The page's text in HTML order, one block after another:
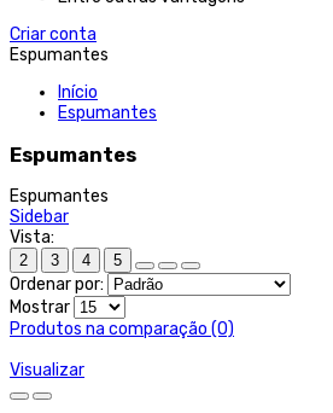
Criar conta
Espumantes
Início
Espumantes
Espumantes
Espumantes
Sidebar
Vista:
2 3 4 5
Ordenar por:
Mostrar
Produtos na comparação (0)
Visualizar